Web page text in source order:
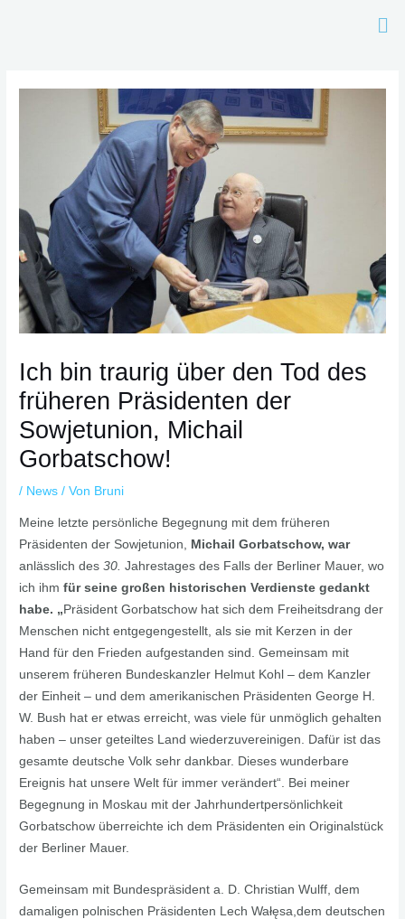
Ich bin traurig über den Tod des
früheren Präsidenten der
Sowjetunion, Michail
Gorbatschow!
/ News / Von Bruni
Meine letzte persönliche Begegnung mit dem früheren
Präsidenten der Sowjetunion, Michail Gorbatschow, war
anlässlich des30.Jahrestages des Falls der Berliner Mauer, wo
ich ihmfür seine großen historischen Verdienste gedankt
habe. „ Präsident Gorbatschow hat sich dem Freiheitsdrang der
Menschen nicht entgegengestellt, als sie mit Kerzen in der
Hand für den Frieden aufgestanden sind. Gemeinsam mit
unserem früheren Bundeskanzler Helmut Kohl – dem Kanzler
der Einheit – und dem amerikanischen Präsidenten George H.
W. Bush hat er etwas erreicht, was viele für unmöglich gehalten
haben – unser geteiltes Land wiederzuvereinigen. Dafür ist das
gesamte deutsche Volk sehr dankbar. Dieses wunderbare
Ereignis hat unsere Welt für immer verändert“. Bei meiner
Begegnung in Moskau mit der Jahrhundertpersönlichkeit
Gorbatschow überreichte ich dem Präsidenten ein Originalstück
der Berliner Mauer.
Gemeinsam mit Bundespräsident a. D. Christian Wulff, dem
damaligen polnischen Präsidenten Lech Wałęsa,dem deutschen